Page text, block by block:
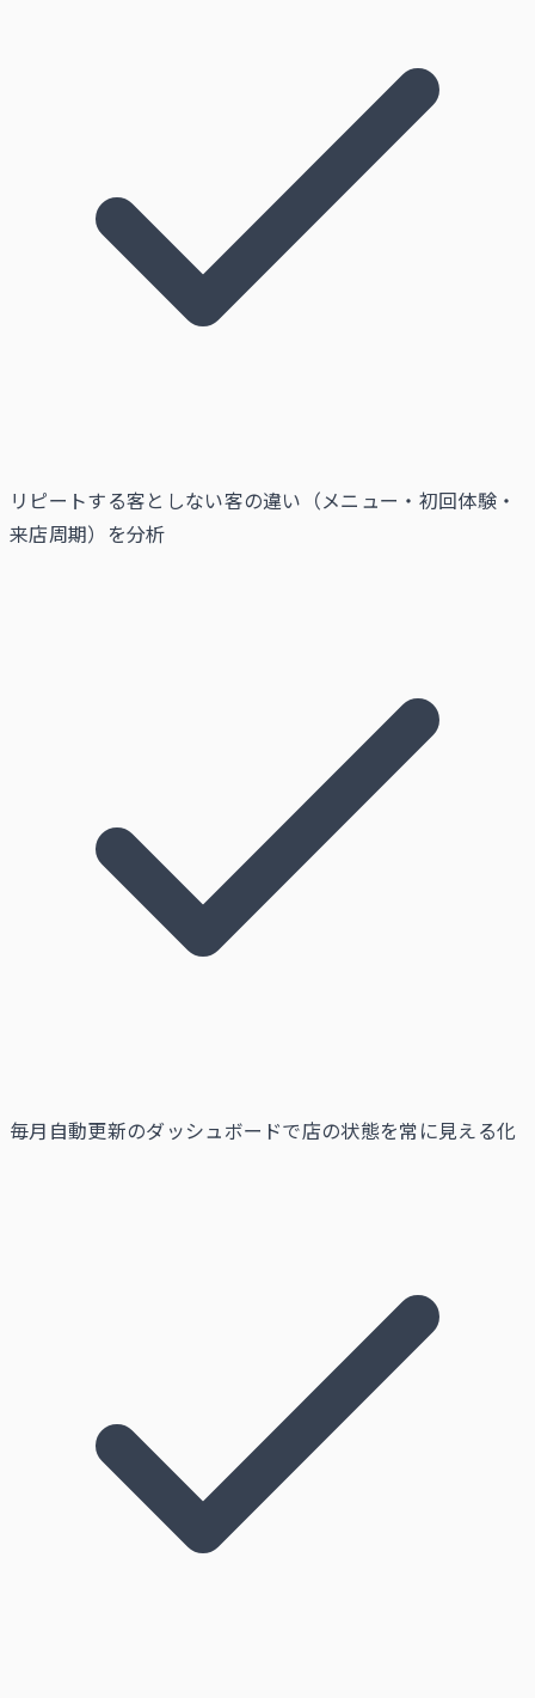
リピートする客としない客の違い（メニュー・初回体験・
来店周期）を分析
毎月自動更新のダッシュボードで店の状態を常に見える化